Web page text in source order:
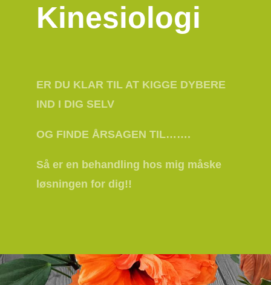
Kinesiologi
ER DU KLAR TIL AT KIGGE DYBERE
IND I DIG SELV
OG FINDE ÅRSAGEN TIL…….
Så er en behandling hos mig måske
løsningen for dig!!